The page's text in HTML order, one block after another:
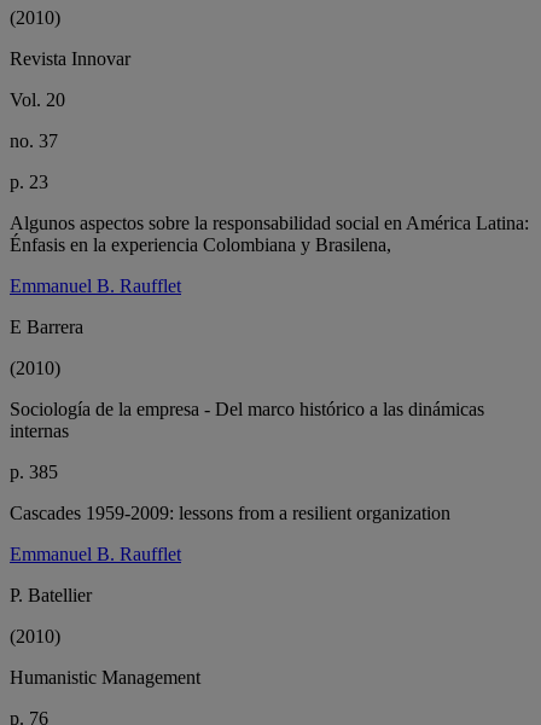
(2010)
Revista Innovar
Vol. 20
no. 37
p. 23
Algunos aspectos sobre la responsabilidad social en América Latina:
Énfasis en la experiencia Colombiana y Brasilena,
Emmanuel B. Raufflet
E Barrera
(2010)
Sociología de la empresa - Del marco histórico a las dinámicas
internas
p. 385
Cascades 1959-2009: lessons from a resilient organization
Emmanuel B. Raufflet
P. Batellier
(2010)
Humanistic Management
p. 76